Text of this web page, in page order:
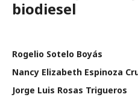
biodiesel
Rogelio Sotelo Boyás
Nancy Elizabeth Espinoza
Jorge Luis Rosas Trigueros